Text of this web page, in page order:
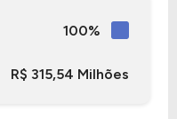
de 0,30 e nos
da Mitre Realty
100%
R$ 315,54 Milhões